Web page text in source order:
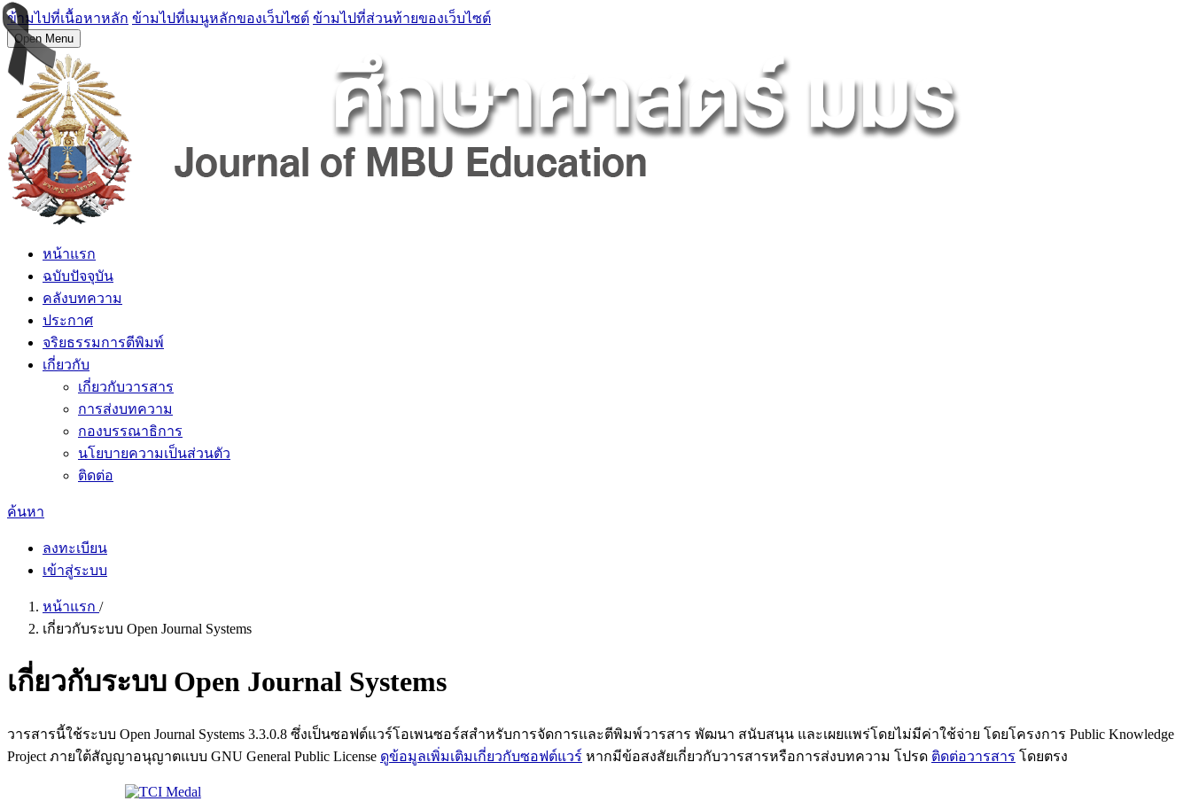
ข้ามไปที่เนื้อหาหลัก ข้ามไปที่เมนูหลักของเว็บไซต์ ข้ามไปที่ส่วนท้ายของเว็บไซต์
Open Menu
หน้าแรก
ฉบับปัจจุบัน
คลังบทความ
ประกาศ
จริยธรรมการตีพิมพ์
เกี่ยวกับ
เกี่ยวกับวารสาร
การส่งบทความ
กองบรรณาธิการ
นโยบายความเป็นส่วนตัว
ติดต่อ
ค้นหา
ลงทะเบียน
เข้าสู่ระบบ
หน้าแรก /
เกี่ยวกับระบบ Open Journal Systems
เกี่ยวกับระบบ Open Journal Systems
วารสารนี้ใช้ระบบ Open Journal Systems 3.3.0.8 ซึ่งเป็นซอฟต์แวร์โอเพนซอร์สสำหรับการจัดการและตีพิมพ์วารสาร พัฒนา สนับสนุน และเผยแพร่โดยไม่มีค่าใช้จ่าย โดยโครงการ Public Knowledge
Project ภายใต้สัญญาอนุญาตแบบ GNU General Public License ดูข้อมูลเพิ่มเติมเกี่ยวกับซอฟต์แวร์ หากมีข้อสงสัยเกี่ยวกับวารสารหรือการส่งบทความ โปรด ติดต่อวารสาร โดยตรง